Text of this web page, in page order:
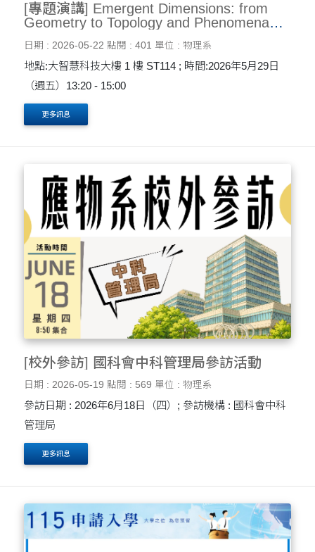
[專題演講] Emergent Dimensions: from
Geometry to Topology and Phenomena
日期 : 2026-05-22 點閱 : 401 單位 : 物理系
地點:大智慧科技大樓 1 樓 ST114 ; 時間:2026年5月29日
（週五）13:20 - 15:00
更多訊息
[校外參訪] 國科會中科管理局參訪活動
日期 : 2026-05-19 點閱 : 569 單位 : 物理系
參訪日期 : 2026年6月18日（四）; 參訪機構 : 國科會中科
管理局
更多訊息